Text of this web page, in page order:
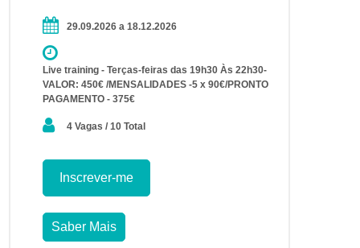
29.09.2026 a 18.12.2026
Live training - Terças-feiras das 19h30 Às 22h30-
VALOR: 450€ /MENSALIDADES -5 x 90€/PRONTO
PAGAMENTO - 375€
4 Vagas / 10 Total
Inscrever-me
Saber Mais